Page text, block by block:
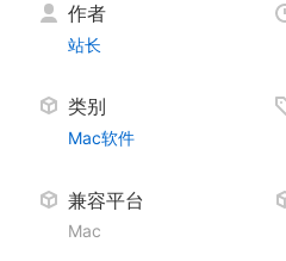
作者
站长
类别
Mac软件
兼容平台
Mac